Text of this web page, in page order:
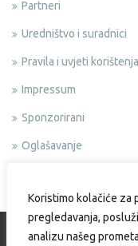
Koristimo kolačiće za
pregledavanja,
analizu našeg
Partneri
Uredništvo i suradnici
Pravila i uvjeti korištenja
Impressum
Sponzorirani
Oglašavanje